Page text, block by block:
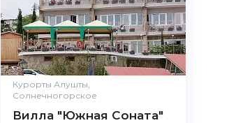
Курорты Алушты,
Солнечногорское
Вилла "Южная Cоната"